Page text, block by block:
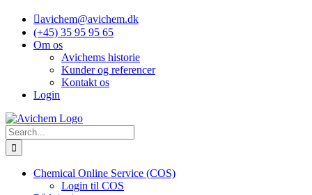
Skip
content
avichem@avichem.dk
(+45) 35 95 95 65
Om os
Avichems historie
Kunder og referencer
Kontakt os
Login
Search
for:
Chemical Online Service (COS)
Login til COS